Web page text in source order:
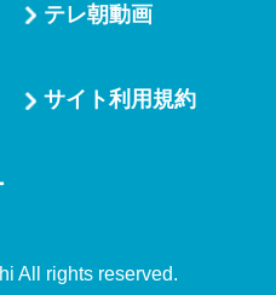
テレ朝動画
サイト利用規約
All rights reserved.